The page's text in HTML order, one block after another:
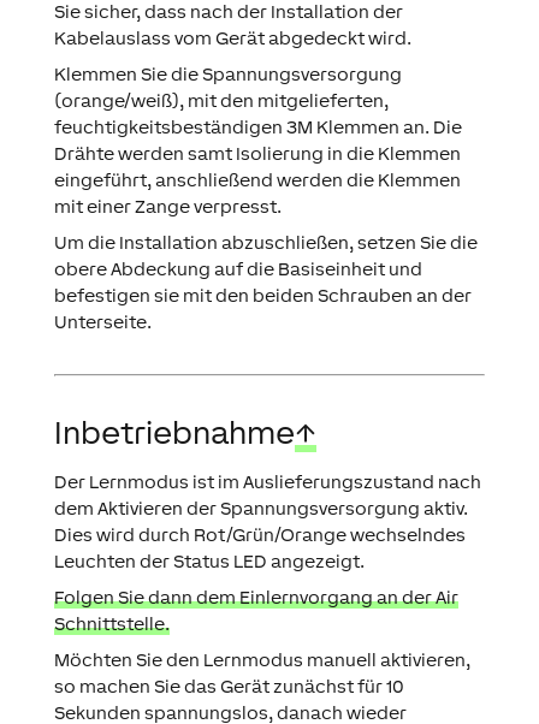
Sie sicher, dass nach der Installation der
Kabelauslass vom Gerät abgedeckt wird.
Klemmen Sie die Spannungsversorgung
(orange/weiß), mit den mitgelieferten,
feuchtigkeitsbeständigen 3M Klemmen an. Die
Drähte werden samt Isolierung in die Klemmen
eingeführt, anschließend werden die Klemmen
mit einer Zange verpresst.
Um die Installation abzuschließen, setzen Sie die
obere Abdeckung auf die Basiseinheit und
befestigen sie mit den beiden Schrauben an der
Unterseite.
Inbetriebnahme↑
Der Lernmodus ist im Auslieferungszustand nach
dem Aktivieren der Spannungsversorgung aktiv.
Dies wird durch Rot/Grün/Orange wechselndes
Leuchten der Status LED angezeigt.
Folgen Sie dann dem Einlernvorgang an der Air
Schnittstelle.
Möchten Sie den Lernmodus manuell aktivieren,
so machen Sie das Gerät zunächst für 10
Sekunden spannungslos, danach wieder